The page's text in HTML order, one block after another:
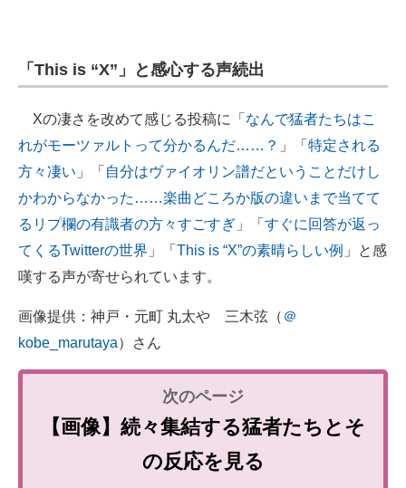
「This is “X”」と感心する声続出
Xの凄さを改めて感じる投稿に「 なんで猛者たちはこ
れがモーツァルトって分かるんだ……？ 」「 特定される
方々凄い 」「 自分はヴァイオリン譜だということだけし
かわからなかった……楽曲どころか版の違いまで当てて
るリプ欄の有識者の方々すごすぎ 」「 すぐに回答が返っ
てくるTwitterの世界 」「 This is “X”の素晴らしい例 」と感
嘆する声が寄せられています。
画像提供：神戸・元町 丸太や 三木弦（ ＠
kobe_marutaya）さん
【画像】続々集結する猛者たちとそ
の反応を見る